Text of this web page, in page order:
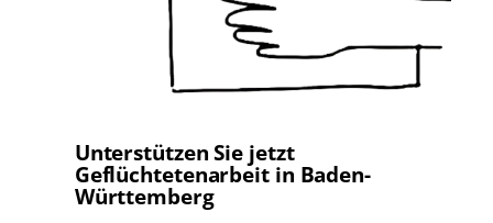
Unterstützen Sie jetzt
Geflüchtetenarbeit in Baden-
Württemberg